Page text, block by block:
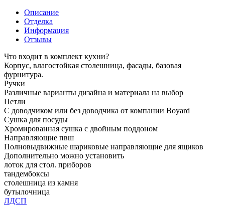
Описание
Отделка
Информация
Отзывы
Что входит в комплект кухни?
Корпус, влагостойкая столешница, фасады, базовая
фурнитура.
Ручки
Различные варианты дизайна и материала на выбор
Петли
С доводчиком или без доводчика от компании Boyard
Сушка для посуды
Хромированная сушка с двойным поддоном
Направляющие пвш
Полновыдвижные шариковые направляющие для ящиков
Дополнительно можно установить
лоток для стол. приборов
тандембоксы
столешница из камня
бутылочница
ЛДСП